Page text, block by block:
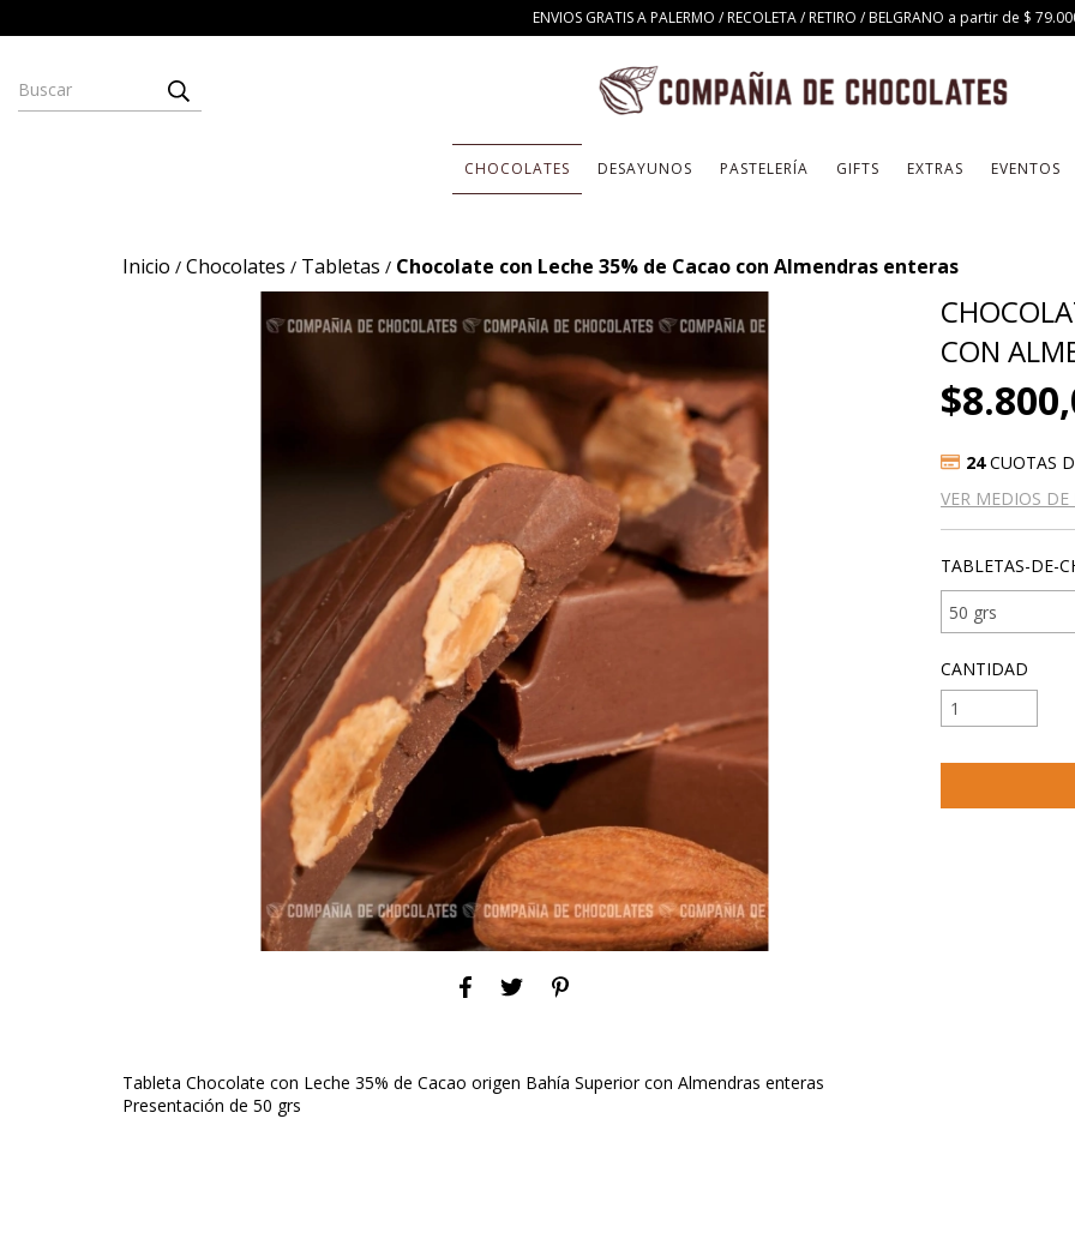
ENVIOS GRATIS A PALERMO / RECOLETA / RETIRO / BELGRANO a partir de $
CHOCOLATES DESAYUNOS PASTELERÍA GIFTS EXTRAS EVENTOS
Inicio / Chocolates / Tabletas / Chocolate con Leche 35% de Cacao con Almendras enteras
Tableta Chocolate con Leche 35% de Cacao origen Bahía Superior con Almendras enteras
Presentación de 50 grs
CON
24CUOTAS
VER MEDIOS DE
TABLETAS-DE-
CANTIDAD